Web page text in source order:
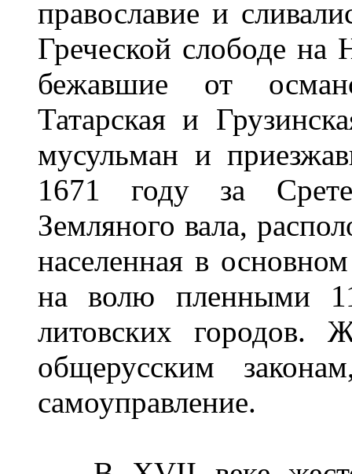
православие и
Греческой слободе
бежавшие от
Татарская и
мусульман и
1671 году за
Земляного вала,
населенная в
на волю пленными
литовских городов.
общерусским
самоуправление.